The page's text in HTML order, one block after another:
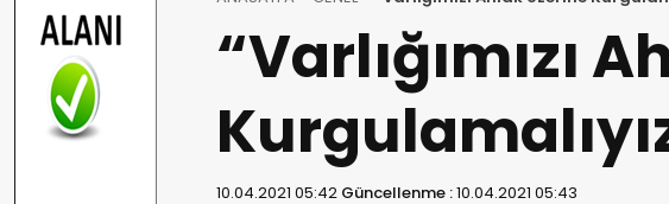
“Varlığımızı
10.04.2021 05:42 Güncellenme :10.04.2021 05:43